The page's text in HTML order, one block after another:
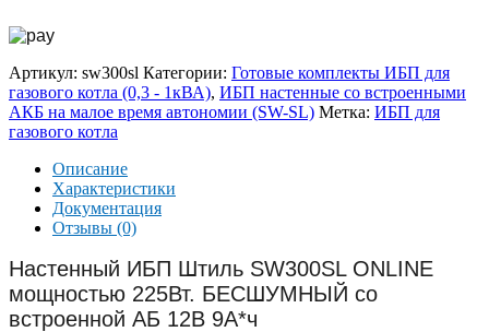
Артикул: sw300sl Категории: Готовые комплекты ИБП для
газового котла (0,3 - 1кВА), ИБП настенные со встроенными
АКБ на малое время автономии (SW-SL) Метка: ИБП для
газового котла
Описание
Характеристики
Документация
Отзывы (0)
Настенный ИБП Штиль SW300SL ONLINE
мощностью 225Вт. БЕСШУМНЫЙ со
встроенной АБ 12В 9А*ч